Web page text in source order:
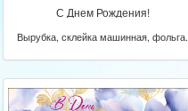
С Днем Рождения!
Вырубка, склейка машинная, фольга.